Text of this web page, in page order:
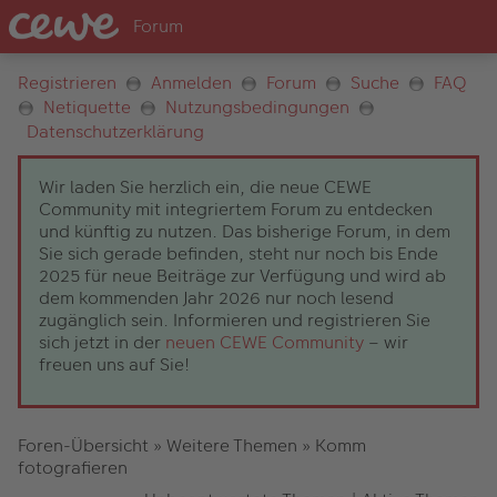
Registrieren Anmelden Forum Suche
FAQ
Netiquette
Nutzungsbedingungen
Datenschutzerklärung
Wir laden Sie herzlich ein, die neue CEWE
Community mit integriertem Forum zu entdecken
und künftig zu nutzen. Das bisherige Forum, in dem
Sie sich gerade befinden, steht nur noch bis Ende
2025 für neue Beiträge zur Verfügung und wird ab
dem kommenden Jahr 2026 nur noch lesend
zugänglich sein. Informieren und registrieren Sie
sich jetzt in der neuen CEWE Community – wir
freuen uns auf Sie!
Foren-Übersicht » Weitere Themen » Komm
fotografieren